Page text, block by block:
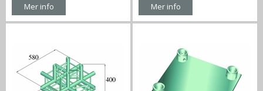
Mer info Mer info